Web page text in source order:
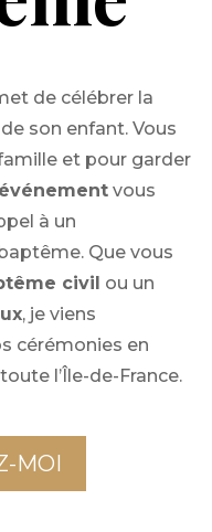
de célébrer la
son enfant. Vous
et pour garder
vous
à un
Que vous
civil ou un
, je viens
cérémonies en
l’Île-de-France.
MOI